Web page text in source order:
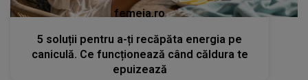
femeia.ro
5 soluții pentru a-ți recăpăta energia pe
caniculă. Ce funcționează când căldura te
epuizează